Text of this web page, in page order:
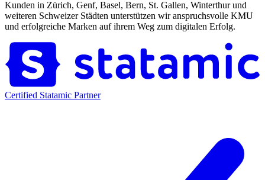
Kunden in Zürich, Genf, Basel, Bern, St. Gallen, Winterthur und
weiteren Schweizer Städten unterstützen wir anspruchsvolle KMU
und erfolgreiche Marken auf ihrem Weg zum digitalen Erfolg.
Certified Statamic Partner